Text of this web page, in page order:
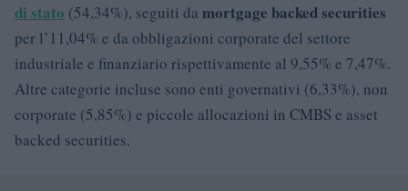
di stato (54,34%), seguiti da mortgage backed securities
per l’11,04% e da obbligazioni corporate del settore
industriale e finanziario rispettivamente al 9,55% e 7,47%.
Altre categorie incluse sono enti governativi (6,33%), non
corporate (5,85%) e piccole allocazioni in CMBS e asset
backed securities.